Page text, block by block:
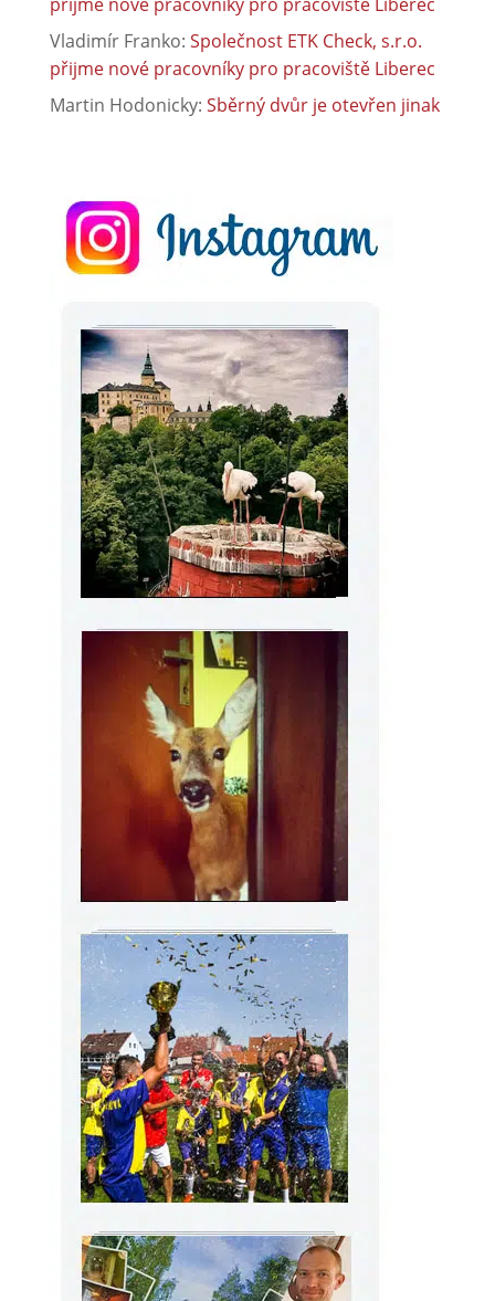
Vladimír Franko: Společnost ETK Check, s.r.o.
přijme nové pracovníky pro pracoviště Liberec
Martin Hodonicky: Sběrný dvůr je otevřen jinak